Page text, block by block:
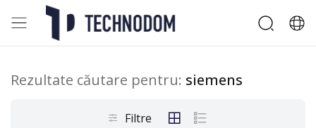
Rezultate căutare pentru: siemens
Filtre